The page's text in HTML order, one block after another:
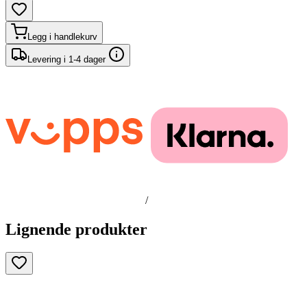
Legg i handlekurv
Levering i 1-4 dager
/
Lignende produkter